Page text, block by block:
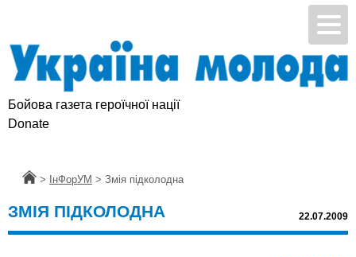
Бойова газета героїчної нації
Donate
Головна
> ІнФорУМ > Змія підколодна
ЗМІЯ ПІДКОЛОДНА 22.07.2009